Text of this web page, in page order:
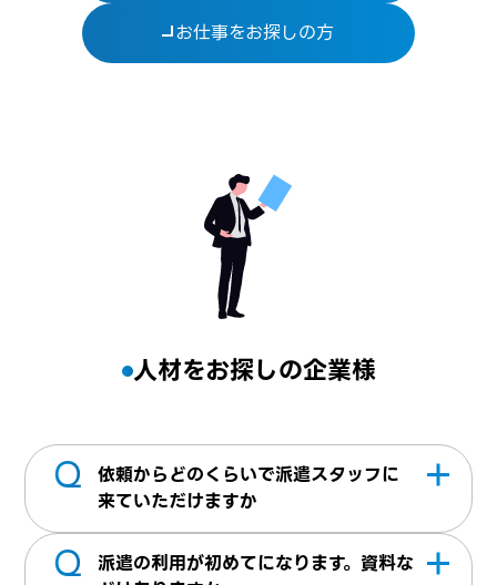
お仕事をお探しの方
人材をお探しの企業様
Q
依頼からどのくらいで派遣スタッフに
来ていただけますか
最短5営業日から就業開始した実績がござい
Q
派遣の利用が初めてになります。資料な